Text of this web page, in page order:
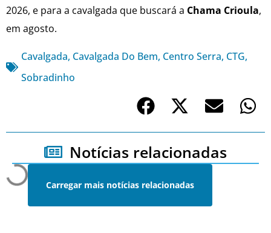
2026, e para a cavalgada que buscará a Chama Crioula,
em agosto.
Cavalgada, Cavalgada Do Bem, Centro Serra, CTG,
Sobradinho
Notícias relacionadas
Carregar mais notícias relacionadas